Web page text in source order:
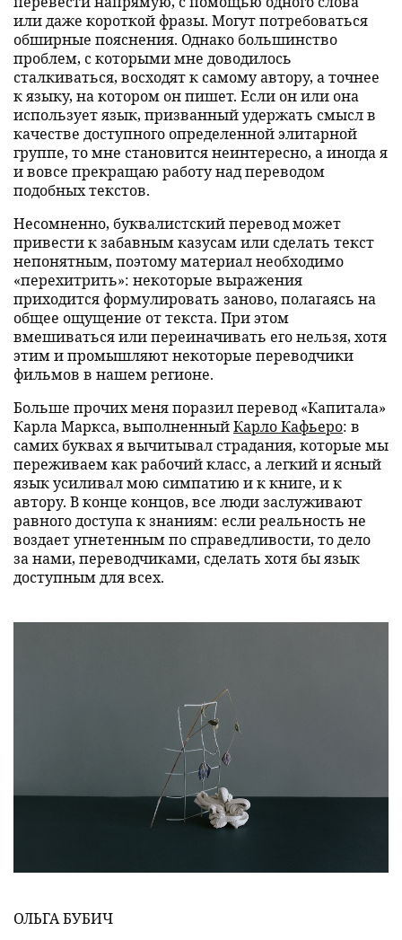
или даже короткой фразы. Могут потребоваться
обширные пояснения. Однако большинство
проблем, с которыми мне доводилось
сталкиваться, восходят к самому автору, а точнее
к языку, на котором он пишет. Если он или она
использует язык, призванный удержать смысл в
качестве доступного определенной элитарной
группе, то мне становится неинтересно, а иногда я
и вовсе прекращаю работу над переводом
подобных текстов.
Несомненно, буквалистский перевод может
привести к забавным казусам или сделать текст
непонятным, поэтому материал необходимо
«перехитрить»: некоторые выражения
приходится формулировать заново, полагаясь на
общее ощущение от текста. При этом
вмешиваться или переиначивать его нельзя, хотя
этим и промышляют некоторые переводчики
фильмов в нашем регионе.
Больше прочих меня поразил перевод «Капитала»
Карла Маркса, выполненныйКарло Кафьеро: в
самих буквах я вычитывал страдания, которые мы
переживаем как рабочий класс, а легкий и ясный
язык усиливал мою симпатию и к книге, и к
автору. В конце концов, все люди заслуживают
равного доступа к знаниям: если реальность не
воздает угнетенным по справедливости, то дело
за нами, переводчиками, сделать хотя бы язык
доступным для всех.
ОЛЬГА БУБИЧ